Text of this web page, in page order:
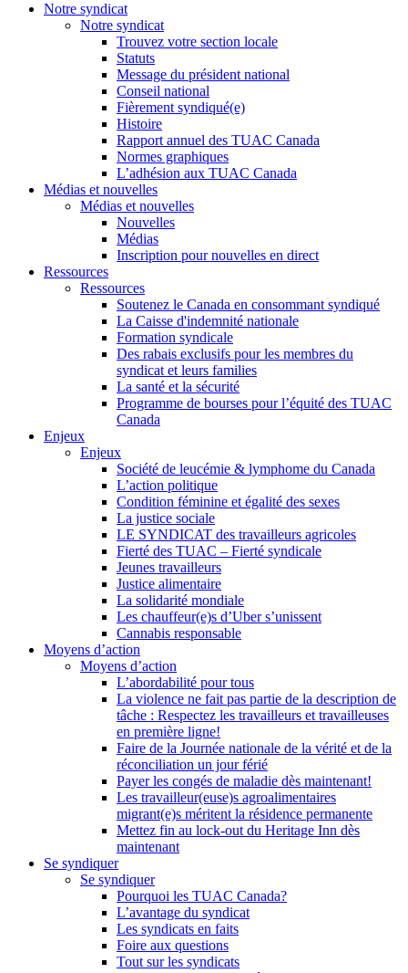
Notre syndicat
Notre syndicat
Trouvez votre section locale
Statuts
Message du président national
Conseil national
Fièrement syndiqué(e)
Histoire
Rapport annuel des TUAC Canada
Normes graphiques
L’adhésion aux TUAC Canada
Médias et nouvelles
Médias et nouvelles
Nouvelles
Médias
Inscription pour nouvelles en direct
Ressources
Ressources
Soutenez le Canada en consommant syndiqué
La Caisse d'indemnité nationale
Formation syndicale
Des rabais exclusifs pour les membres du
syndicat et leurs families
La santé et la sécurité
Programme de bourses pour l’équité des TUAC
Canada
Enjeux
Enjeux
Société de leucémie & lymphome du Canada
L’action politique
Condition féminine et égalité des sexes
La justice sociale
LE SYNDICAT des travailleurs agricoles
Fierté des TUAC – Fierté syndicale
Jeunes travailleurs
Justice alimentaire
La solidarité mondiale
Les chauffeur(e)s d’Uber s’unissent
Cannabis responsable
Moyens d’action
Moyens d’action
L’abordabilité pour tous
La violence ne fait pas partie de la description de
tâche : Respectez les travailleurs et travailleuses
en première ligne!
Faire de la Journée nationale de la vérité et de la
réconciliation un jour férié
Payer les congés de maladie dès maintenant!
Les travailleur(euse)s agroalimentaires
migrant(e)s méritent la résidence permanente
Mettez fin au lock-out du Heritage Inn dès
maintenant
Se syndiquer
Se syndiquer
Pourquoi les TUAC Canada?
L’avantage du syndicat
Les syndicats en faits
Foire aux questions
Tout sur les syndicats